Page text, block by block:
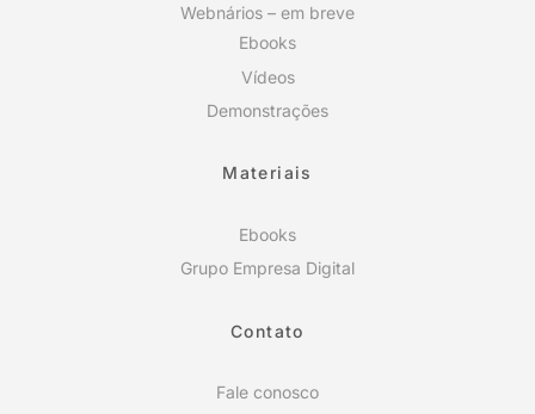
Webnários – em breve
Ebooks
Vídeos
Demonstrações
Materiais
Ebooks
Grupo Empresa Digital
Contato
Fale conosco